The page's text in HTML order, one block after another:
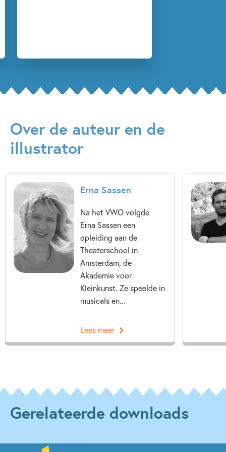
Over de auteur en de
illustrator
Erna Sassen
Na het VWO volgde
Erna Sassen een
opleiding aan de
Theaterschool in
Amsterdam, de
Akademie voor
Kleinkunst. Ze speelde in
musicals en...
Lees meer
Gerelateerde downloads